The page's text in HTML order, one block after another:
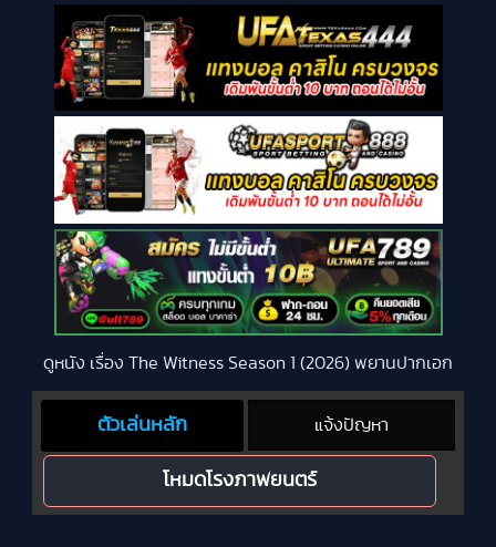
ดูหนัง เรื่อง The Witness Season 1 (2026) พยานปากเอก
ตัวเล่นหลัก แจ้งปัญหา
โหมดโรงภาพยนตร์